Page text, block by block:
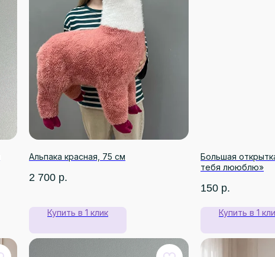
Альпака красная, 75 см
2 700 р.
Купить в 1 клик
Большая
тебя лююблю»
150 р.
Купить в 1